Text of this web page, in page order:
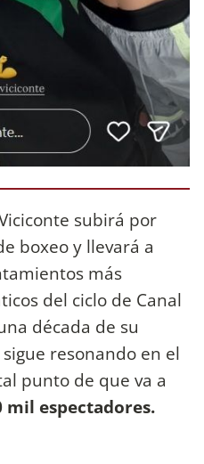
subirá por
boxeo y llevará a
más
del ciclo de Canal
década de su
resonando en el
punto de que va a
mil espectadores.